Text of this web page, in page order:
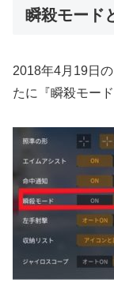
瞬殺モード
2018年4月19日
たに『瞬殺モー